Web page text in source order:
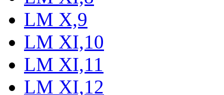
LM X,9
LM XI,10
LM XI,11
LM XI,12